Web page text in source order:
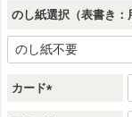
のし紙選択（表書き：
カード